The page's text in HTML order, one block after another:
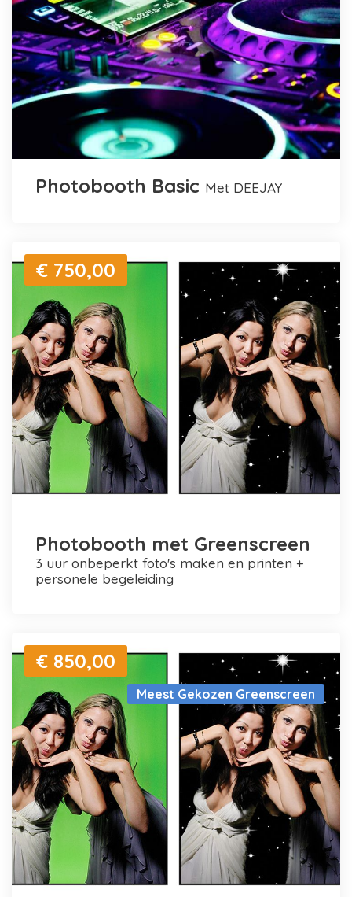
Photobooth Basic met DEEJAY
€ 750,00
Photobooth met Greenscreen
3 uur onbeperkt foto's maken en printen +
personele begeleiding
Meest Gekozen Greenscreen
€ 850,00